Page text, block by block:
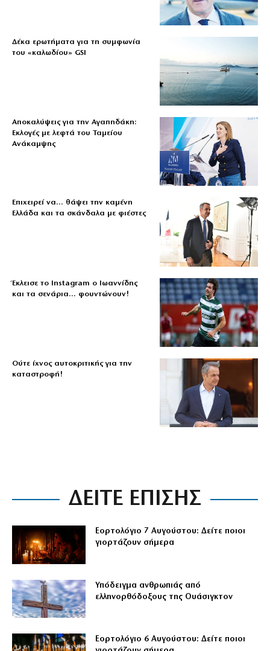
Δέκα ερωτήματα για τη συμφωνία
του «καλωδίου» GSI
Αποκαλύψεις για την Αγαπηδάκη:
Εκλογές με λεφτά του Ταμείου
Ανάκαμψης
Επιχειρεί να… θάψει την καμένη
Ελλάδα και τα σκάνδαλα με φιέστες
Έκλεισε το Instagram ο Ιωαννίδης
και τα σενάρια… φουντώνουν!
Ούτε ίχνος αυτοκριτικής για την
καταστροφή!
ΔΕΙΤΕ ΕΠΙΣΗΣ
Εορτολόγιο 7 Αυγούστου: Δείτε ποιοι
γιορτάζουν σήμερα
Υπόδειγμα ανθρωπιάς από
ελληνορθόδοξους της Ουάσιγκτον
Εορτολόγιο 6 Αυγούστου: Δείτε ποιοι